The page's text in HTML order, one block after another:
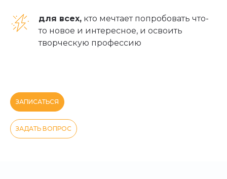
для всех, кто мечтает попробовать что-
то новое и интересное, и освоить
творческую профессию
ЗАПИСАТЬСЯ
ЗАДАТЬ ВОПРОС